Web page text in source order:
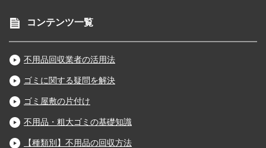
コンテンツ一覧
不用品回収業者の活用法
ゴミに関する疑問を解決
ゴミ屋敷の片付け
不用品・粗大ゴミの基礎知識
【種類別】不用品の回収方法